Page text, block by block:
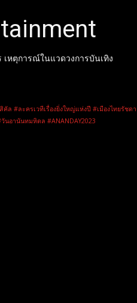
หตุการณ์ในแวดวงการบันเทิง
ล #ละครเวทีเรื่องยิ่งใหญ่แห่งปี #เมืองไทยรัชดา
นอานันทมหิดล #ANANDAY2023